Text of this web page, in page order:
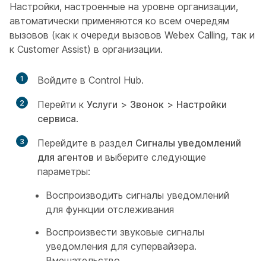
Настройки, настроенные на уровне организации,
автоматически применяются ко всем очередям
вызовов (как к очереди вызовов Webex Calling, так и
к Customer Assist) в организации.
1 Войдите в Control Hub.
2 Перейти к Услуги > Звонок > Настройки
сервиса.
3 Перейдите в раздел Сигналы уведомлений
для агентов и выберите следующие
параметры:
Воспроизводить сигналы уведомлений
для функции отслеживания
Воспроизвести звуковые сигналы
уведомления для супервайзера.